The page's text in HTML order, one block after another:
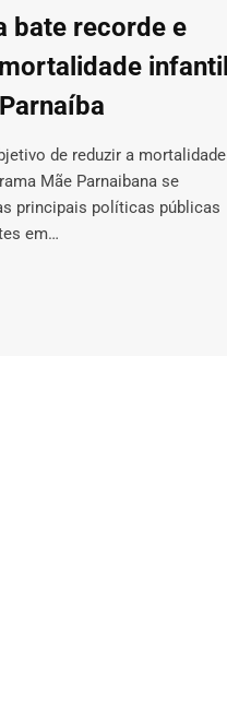
bate recorde e
infantil
de reduzir a mortalidade
Mãe Parnaibana se
principais políticas públicas
em…